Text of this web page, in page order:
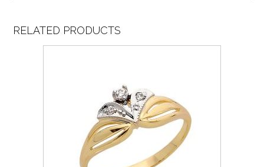
RELATED PRODUCTS